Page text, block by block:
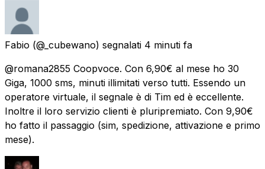
Fabio (@_cubewano) segnalati 4 minuti fa
@romana2855 Coopvoce. Con 6,90€ al mese ho 30
Giga, 1000 sms, minuti illimitati verso tutti. Essendo un
operatore virtuale, il segnale è di Tim ed è eccellente.
Inoltre il loro servizio clienti è pluripremiato. Con 9,90€
ho fatto il passaggio (sim, spedizione, attivazione e primo
mese).